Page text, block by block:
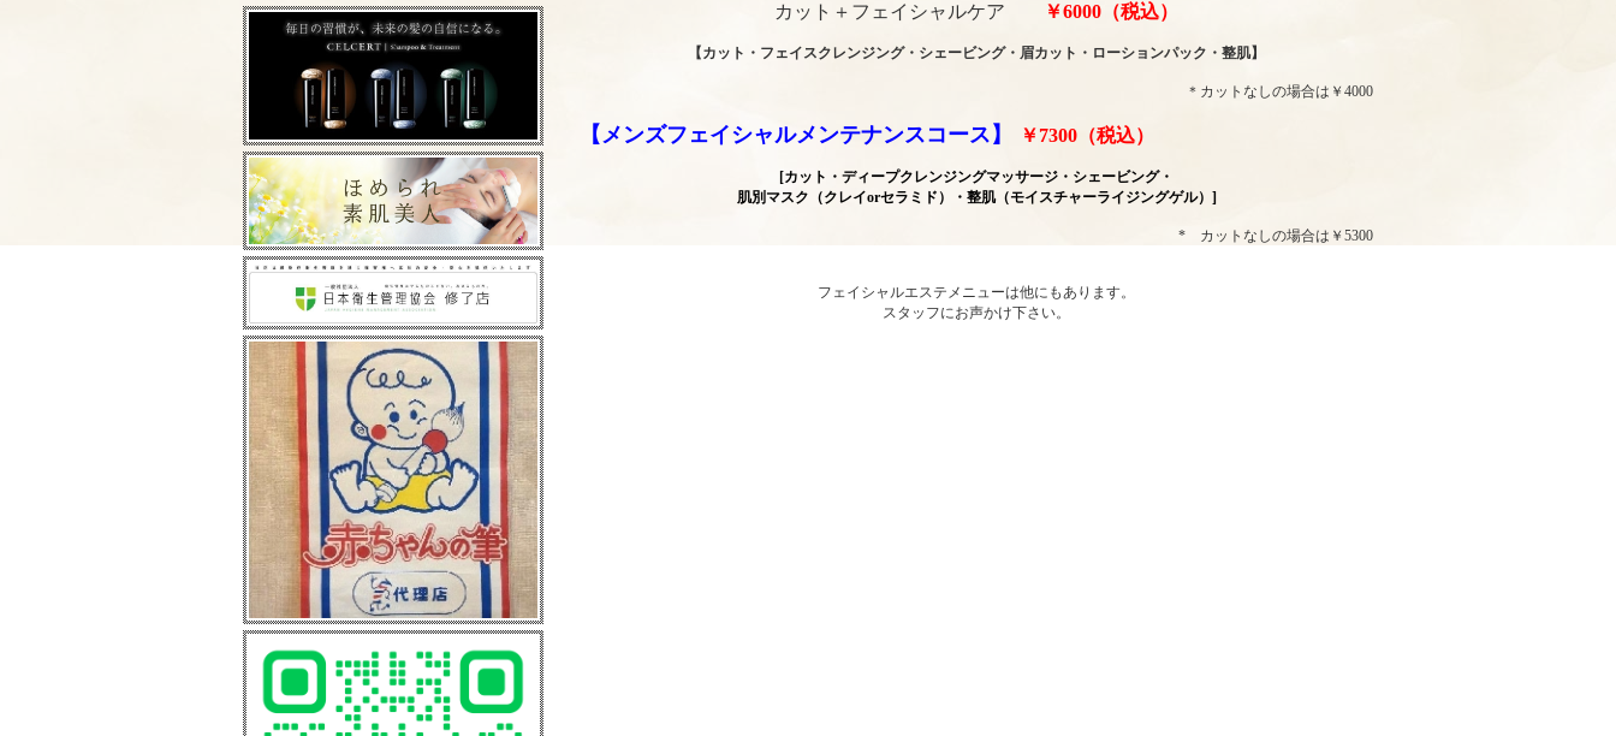
カット＋フェイシャルケア ￥6000（税込）
【カット・フェイスクレンジング・シェービング・眉カット・ローションパック・整肌】
＊カットなしの場合は￥4000
【メンズフェイシャルメンテナンスコース】 ￥7300（税込）
[カット・ディープクレンジングマッサージ・シェービング・
肌別マスク（クレイorセラミド）・整肌（モイスチャーライジングゲル）]
* カットなしの場合は￥5300
フェイシャルエステメニューは他にもあります。
スタッフにお声かけ下さい。